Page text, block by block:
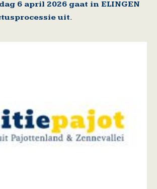
6 april 2026 gaat in ELINGEN
uit.